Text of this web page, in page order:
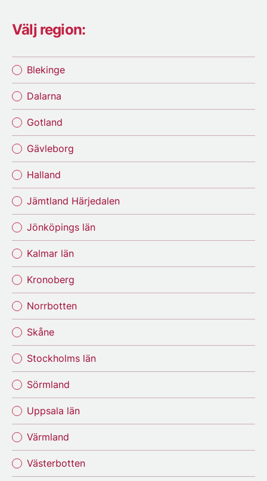
Välj region:
Blekinge
Dalarna
Gotland
Gävleborg
Halland
Jämtland Härjedalen
Jönköpings län
Kalmar län
Kronoberg
Norrbotten
Skåne
Stockholms län
Sörmland
Uppsala län
Värmland
Västerbotten